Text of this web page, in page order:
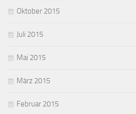
Oktober 2015
Juli 2015
Mai 2015
März 2015
Februar 2015